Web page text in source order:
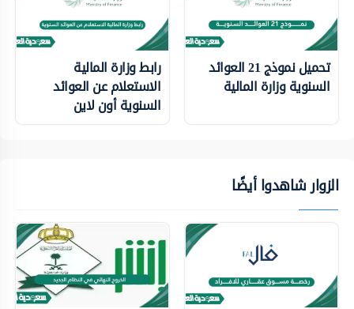
تحميل نموذج 21 العوائد
السنوية وزارة المالية
رابط وزارة المالية
الاستعلام عن العوائد
السنوية أون لاين
الزوار شاهدوا أيضًا